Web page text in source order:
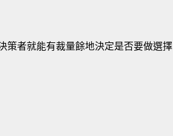
策者就能有裁量餘地決定是否要做選